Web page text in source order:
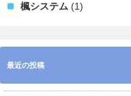
楓システム (1)
最近の投稿